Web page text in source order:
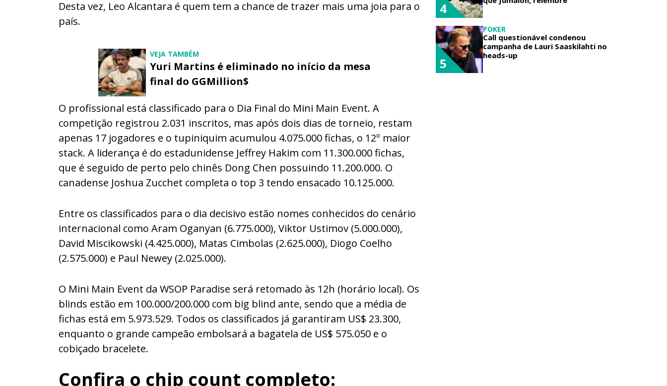
Desta vez, Leo Alcantara é quem tem a chance de trazer mais uma joia para o
país.
VEJA TAMBÉM
Yuri Martins é eliminado no início da mesa
final do GGMillion$
O profissional está classificado para o Dia Final do Mini Main Event. A
competição registrou 2.031 inscritos, mas após dois dias de torneio, restam
apenas 17 jogadores e o tupiniquim acumulou 4.075.000 fichas, o 12º maior
stack. A liderança é do estadunidense Jeffrey Hakim com 11.300.000 fichas,
que é seguido de perto pelo chinês Dong Chen possuindo 11.200.000. O
canadense Joshua Zucchet completa o top 3 tendo ensacado 10.125.000.
Entre os classificados para o dia decisivo estão nomes conhecidos do cenário
internacional como Aram Oganyan (6.775.000), Viktor Ustimov (5.000.000),
David Miscikowski (4.425.000), Matas Cimbolas (2.625.000), Diogo Coelho
(2.575.000) e Paul Newey (2.025.000).
O Mini Main Event da WSOP Paradise será retomado às 12h (horário local). Os
blinds estão em 100.000/200.000 com big blind ante, sendo que a média de
fichas está em 5.973.529. Todos os classificados já garantiram US$ 23.300,
enquanto o grande campeão embolsará a bagatela de US$ 575.050 e o
cobiçado bracelete.
Confira o chip count completo:
4
POKER
Call questionável condenou
campanha de Lauri Saaskilahti no
heads-up
5